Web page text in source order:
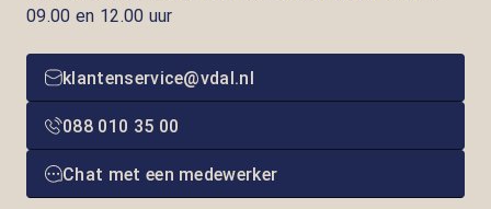
09.00 en 12.00 uur
klantenservice@vdal.nl
088 010 35 00
Chat met een medewerker